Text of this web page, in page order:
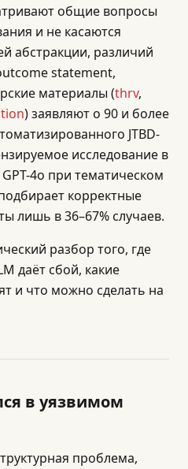
общие вопросы
и не касаются
абстракции, различий
statement,
материалы (thrv,
) заявляют о 90 и более
JTBD-
исследование в
4o при тематическом
корректные
лишь в 36–67% случаев.
разбор того, где
даёт сбой, какие
и что можно сделать на
в уязвимом
проблема,